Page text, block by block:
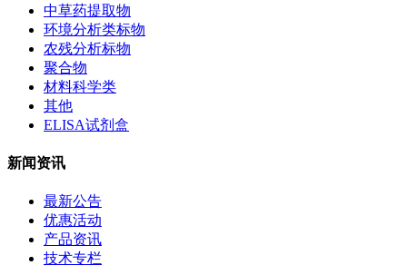
中草药提取物
环境分析类标物
农残分析标物
聚合物
材料科学类
其他
ELISA试剂盒
新闻资讯
最新公告
优惠活动
产品资讯
技术专栏